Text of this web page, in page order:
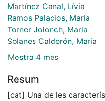
Martínez Canal, Lívia
Ramos Palacios, Maria
Torner Jolonch, Maria
Solanes Calderón, Maria
Mostra 4 més
Resum
[cat] Una de les